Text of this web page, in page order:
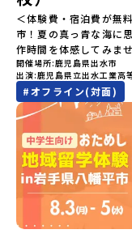
します。※結果に関す
ので、ご了承ください
限りです。PC・スマー
変更はできません。お
注意ください。・宿泊
いただく予定です。・
レルギー対応希望には
要な場合は必ず事前に
なくなった場合につい
い。やむを得ないお取
ださい。・キャンセル
合、以下のルールに沿
い。プログラム開催日
絡日：お支払いいた
料・20日目-8日目：20
に新千歳空港を出発す
学3年生【宿泊先】ゲ
ッド（1室2～4名）で
行代金に含まれる費用
費（2泊分）・プログラ
事代※以下の費用は参
復交通費・お土産代や
集人数】最大10名（お
者決定】お申し込み多
果をご連絡いたします
から 5月14日(木) 12：
ためし地域留学」ステ
知りたい方や、お申し
ライン配信を行います
つのステップをご活用
を集めています 今回は
ンティアスピリッツに
ットまで本物の現場を
につかって楽しむこと
「町のぜんぶが教科書
ているだけではありま
で「町のぜんぶが教科
や、放課後の「地域探
飛び出し町の人たちと
ます。そんな先輩たち
見つかるはず！ あた
ている北海道大樹町へ
発しませんか？ 体験
定）＜１日目＞（PM
「大樹町の自然を満
＜体験費・宿泊費が無
市！夏の真っ青な海に
作時間を体感してみま
る。いつか留学してみ
とひらきたい！」「も
中学生のみなさんにお
約200の高校と連携し
い留学」をプチ体験で
も安心！現地でもスタ
のフィールドは「鹿児
市（いずみし）は、鹿
れない景色と、地元の
す。400年前から続く
ために築いた「出水麓
150軒のお屋敷のほと
開催場所 鹿児島県出水市
出演 鹿児島県立出水工業高
#オフライン(対面)